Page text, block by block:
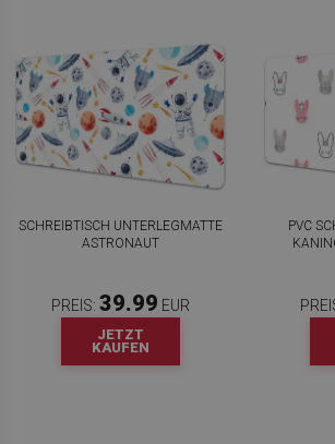
SCHREIBTISCH UNTERLEGMATTE
ASTRONAUT
PREIS: 39.99 EUR
JETZT
KAUFEN
PVC